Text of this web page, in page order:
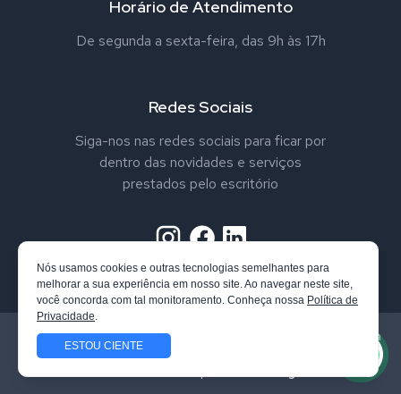
Horário de Atendimento
De segunda a sexta-feira, das 9h às 17h
Redes Sociais
Siga-nos nas redes sociais para ficar por
dentro das novidades e serviços
prestados pelo escritório
Todos os direitos reservados. Vandrei Nappo Advogado. Confira
nossa
Política de Privacidade
Nós usamos cookies e outras tecnologias semelhantes para
melhorar a sua experiência em nosso site. Ao navegar neste site,
você concorda com tal monitoramento. Conheça nossa Política de
Privacidade.
ESTOU CIENTE